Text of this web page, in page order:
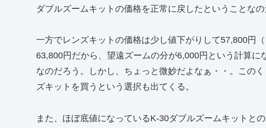
ダブルズームキットの価格を正常に戻したということなの
一方でレンズキットの価格は少し値下がりして57,800円
63,800円だから、望遠ズームの分が6,000円という計算に
なのだろう。しかし、ちょっと微妙だよなぁ・・。この
ズキットを買うという選択も出てくる。
また、ほぼ底値になっているK-30ダブルズームキットと